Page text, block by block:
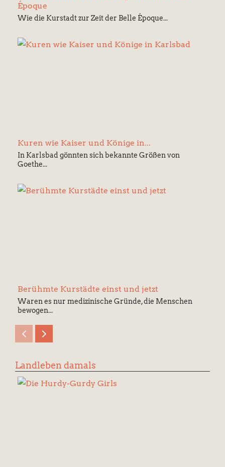
Époque
Wie die Kurstadt zur Zeit der Belle Époque...
Kuren wie Kaiser und Könige in...
In Karlsbad gönnten sich bekannte Größen von
Goethe...
Berühmte Kurstädte einst und jetzt
Waren es nur medizinische Gründe, die Menschen
bewogen...
Landleben damals